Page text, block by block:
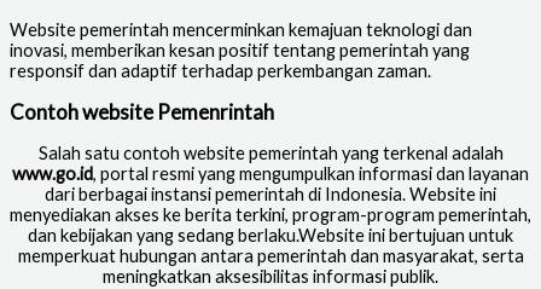
Website pemerintah mencerminkan kemajuan teknologi dan
inovasi, memberikan kesan positif tentang pemerintah yang
responsif dan adaptif terhadap perkembangan zaman.
Contoh website Pemenrintah
Salah satu contoh website pemerintah yang terkenal adalah
www.go.id, portal resmi yang mengumpulkan informasi dan layanan
dari berbagai instansi pemerintah di Indonesia. Website ini
menyediakan akses ke berita terkini, program-program pemerintah,
dan kebijakan yang sedang berlaku.Website ini bertujuan untuk
memperkuat hubungan antara pemerintah dan masyarakat, serta
meningkatkan aksesibilitas informasi publik.